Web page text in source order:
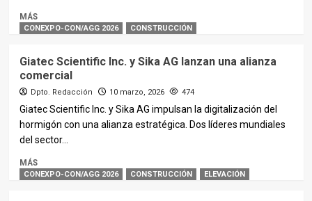
MÁS
CONEXPO-CON/AGG 2026 CONSTRUCCIÓN
Giatec Scientific Inc. y Sika AG lanzan una alianza
comercial
Dpto. Redacción 10 marzo, 2026 474
Giatec Scientific Inc. y Sika AG impulsan la digitalización del
hormigón con una alianza estratégica. Dos líderes mundiales
del sector...
MÁS
CONEXPO-CON/AGG 2026 CONSTRUCCIÓN ELEVACIÓN